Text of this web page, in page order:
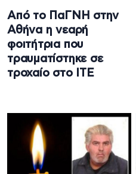
Από το ΠαΓΝΗ στην
Αθήνα η νεαρή
φοιτήτρια που
τραυματίστηκε σε
τροχαίο στο ΙΤΕ